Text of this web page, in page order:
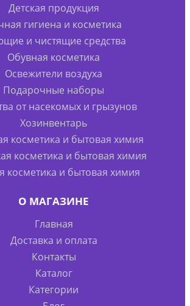
Детская продукция
гигиена и косметика
и чистящие средства
Обувная косметика
Освежители воздуха
Подарочные наборы
от насекомых и грызунов
Хозинвентарь
косметика и бытовая химия
косметика и бытовая химия
косметика и бытовая химия
О МАГАЗИНЕ
Главная
Доставка и оплата
Контакты
Каталог
Категории